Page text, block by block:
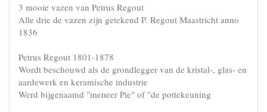
3 mooie vazen van Petrus Regout
Alle drie de vazen zijn getekend P. Regout Maastricht anno
1836
Petrus Regout 1801-1878
Wordt beschouwd als de grondlegger van de kristal-, glas- en
aardewerk en keramische industrie
Werd bijgenaamd "meneer Pie" of "de pottekeuning